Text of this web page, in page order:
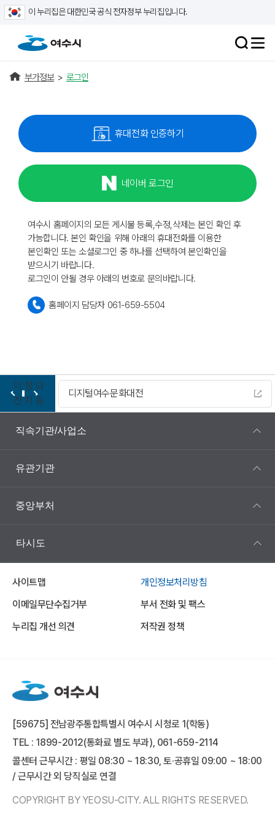
이 누리집은 대한민국 공식 전자정부 누리집입니다.
부가정보 > 로그인
휴대전화 인증하기
네이버 로그인
여수시 홈페이지의 모든 게시물 등록,수정,삭제는 본인 확인 후
가능합니다. 본인 확인을 위해 아래의 휴대전화를 이용한
본인확인 또는 소셜로그인 중 하나를 선택하여 본인확인을
받으시기 바랍니다.
로그인이 안될 경우 아래의 번호로 문의바랍니다.
홈페이지 담당자 061-659-5504
이
전
정
지
다
음
디지털여수문화대전
직속기관/사업소
유관기관
중앙부처
타시도
사이트맵
개인정보처리방침
이메일무단수집거부
부서 전화 및 팩스
누리집 개선 의견
저작권 정책
[59675] 전남광주통합특별시 여수시 시청로 1(학동)
TEL : 1899-2012(통화료 별도 부과), 061-659-2114
콜센터 근무시간 : 평일 08:30 ~ 18:30, 토·공휴일 09:00 ~ 18:00
/ 근무시간 외 당직실로 연결
COPYRIGHT BY YEOSU-CITY. ALL RIGHTS RESERVED.